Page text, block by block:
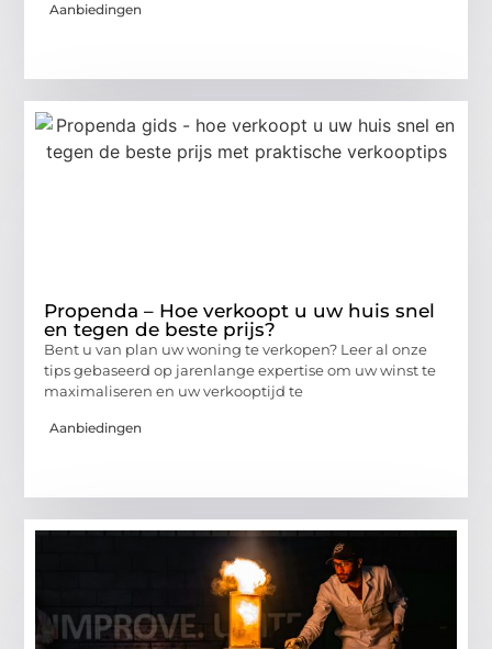
Aanbiedingen
Propenda – Hoe verkoopt u uw huis snel
en tegen de beste prijs?
Bent u van plan uw woning te verkopen? Leer al onze
tips gebaseerd op jarenlange expertise om uw winst te
maximaliseren en uw verkooptijd te
Aanbiedingen